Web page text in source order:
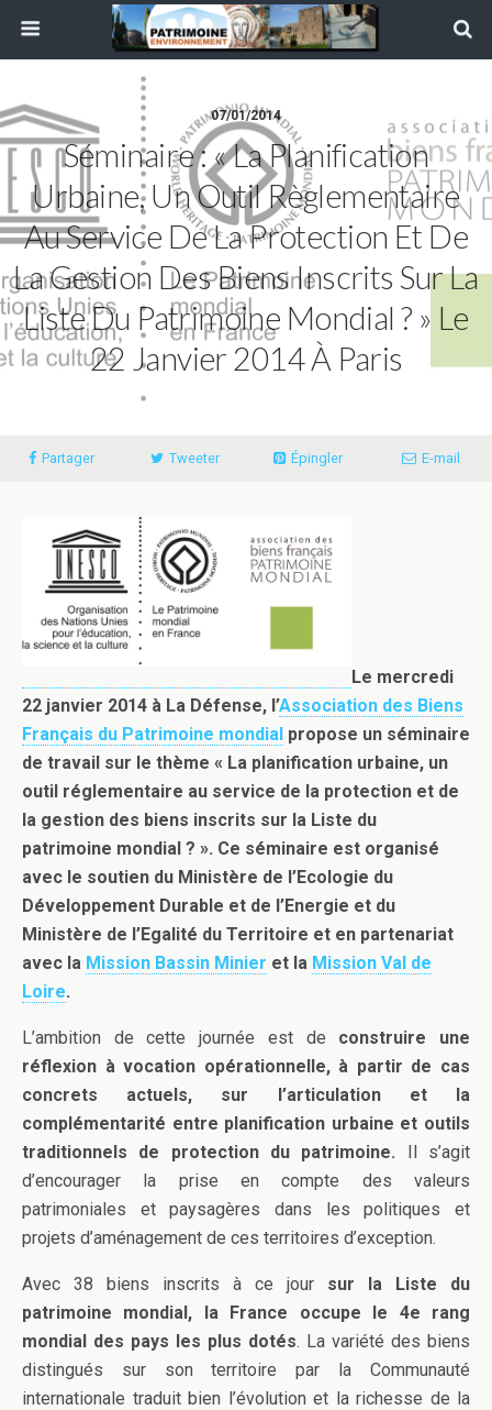
07/01/2014
Séminaire : « La Planification
Urbaine, Un Outil Règlementaire
Au Service De La Protection Et De
La Gestion Des Biens Inscrits Sur La
Liste Du Patrimoine Mondial ? » Le
22 Janvier 2014 À Paris
Partager Tweeter Épingler E-mail
Le mercredi
22 janvier 2014 à La Défense, l’Association des Biens
Français du Patrimoine mondial propose un séminaire
de travail sur le thème « La planification urbaine, un
outil réglementaire au service de la protection et de
la gestion des biens inscrits sur la Liste du
patrimoine mondial ? ». Ce séminaire est organisé
avec le soutien du Ministère de l’Ecologie du
Développement Durable et de l’Energie et du
Ministère de l’Egalité du Territoire et en partenariat
avec la Mission Bassin Minier et la Mission Val de
Loire.
L’ambition de cette journée est de construire une
réflexion à vocation opérationnelle, à partir de cas
concrets actuels, sur l’articulation et la
complémentarité entre planification urbaine et outils
traditionnels de protection du patrimoine. Il s’agit
d’encourager la prise en compte des valeurs
patrimoniales et paysagères dans les politiques et
projets d’aménagement de ces territoires d’exception.
Avec 38 biens inscrits à ce jour sur la Liste du
patrimoine mondial, la France occupe le 4e rang
mondial des pays les plus dotés. La variété des biens
distingués sur son territoire par la Communauté
internationale traduit bien l’évolution et la richesse de la